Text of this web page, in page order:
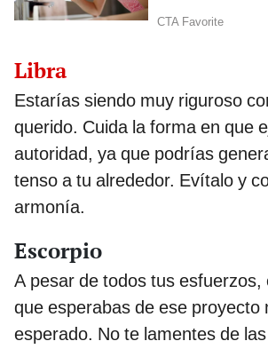
Libra
Estarías siendo muy riguroso
querido. Cuida la forma en que
autoridad, ya que podrías
tenso a tu alrededor. Evítalo y
armonía.
Escorpio
A pesar de todos tus esfuerzos,
que esperabas de ese proyecto
esperado. No te lamentes de